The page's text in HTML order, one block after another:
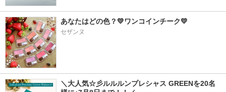
あなたはどの色？💛ワンコインチーク💛
セザンヌ
＼大人気☆彡ルルルンプレシャス GREENを20名